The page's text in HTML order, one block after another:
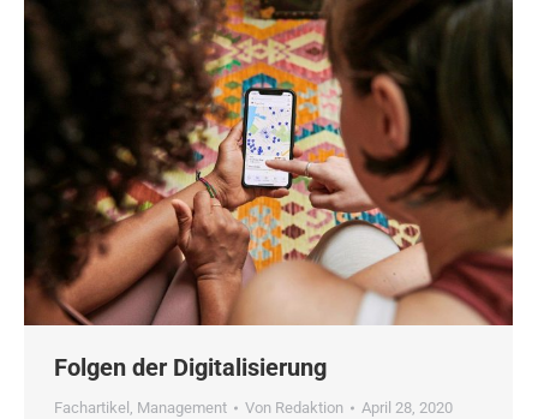
Folgen der Digitalisierung
Fachartikel , Management Von Redaktion April 28, 2020